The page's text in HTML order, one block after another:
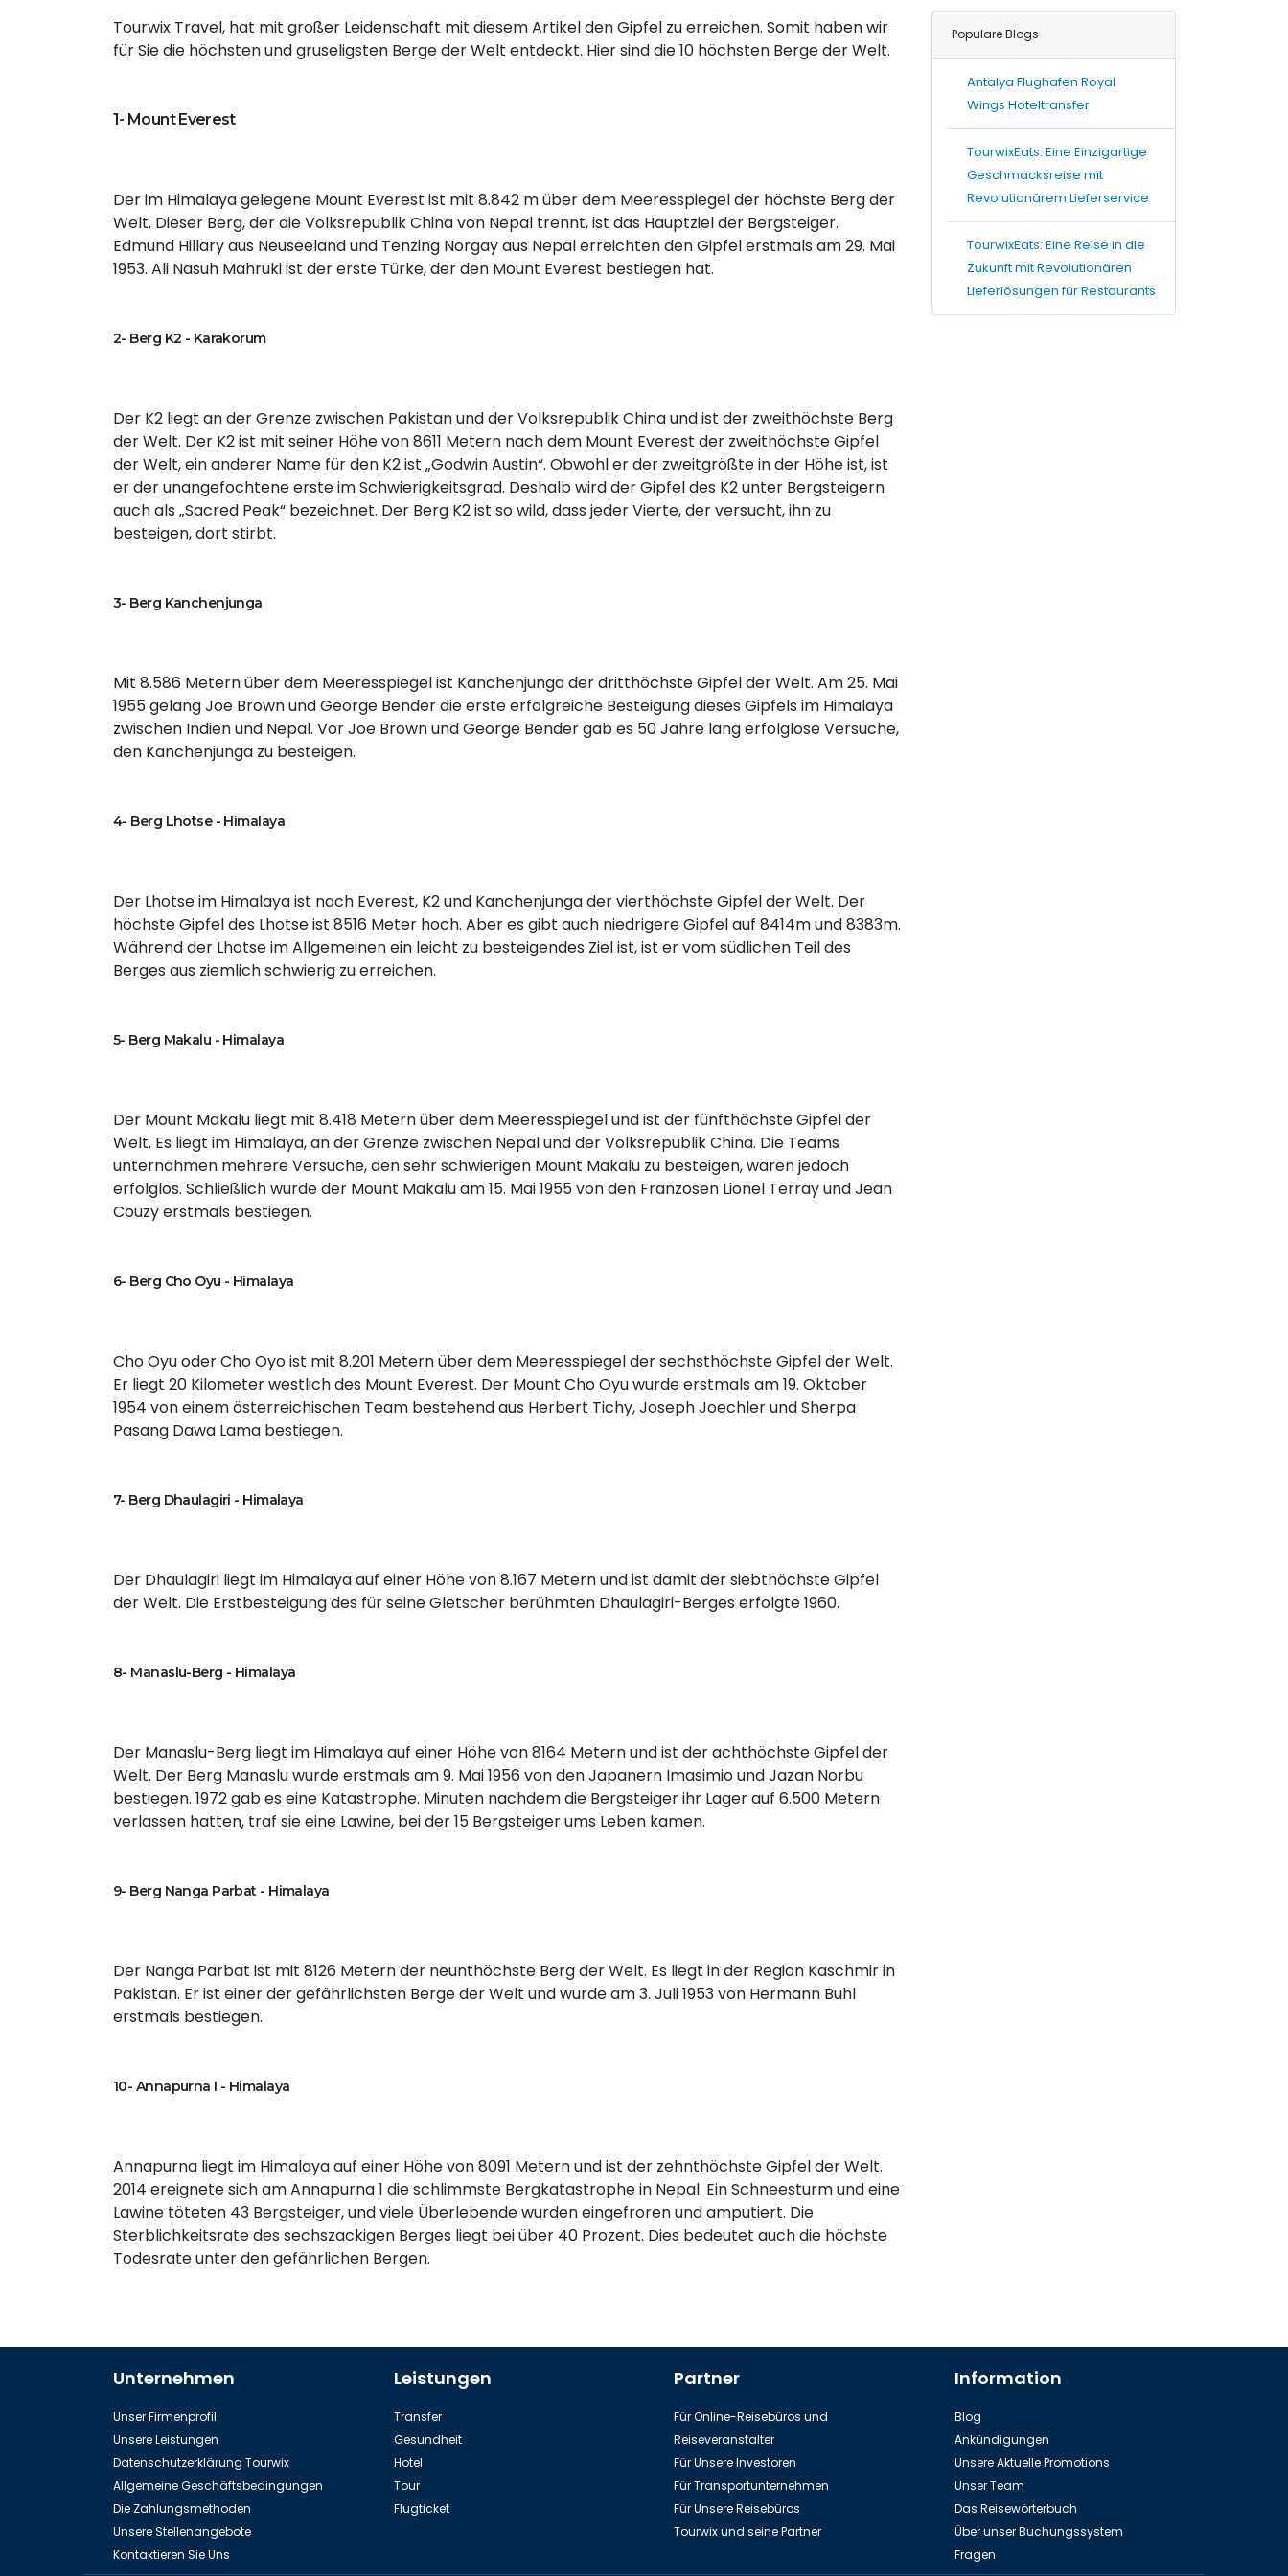
Tourwix Travel, hat mit großer Leidenschaft mit diesem Artikel den Gipfel zu erreichen. Somit haben wir
für Sie die höchsten und gruseligsten Berge der Welt entdeckt. Hier sind die 10 höchsten Berge der Welt.
1- Mount Everest
Der im Himalaya gelegene Mount Everest ist mit 8.842 m über dem Meeresspiegel der höchste Berg der
Welt. Dieser Berg, der die Volksrepublik China von Nepal trennt, ist das Hauptziel der Bergsteiger.
Edmund Hillary aus Neuseeland und Tenzing Norgay aus Nepal erreichten den Gipfel erstmals am 29. Mai
1953. Ali Nasuh Mahruki ist der erste Türke, der den Mount Everest bestiegen hat.
2- Berg K2 - Karakorum
Der K2 liegt an der Grenze zwischen Pakistan und der Volksrepublik China und ist der zweithöchste Berg
der Welt. Der K2 ist mit seiner Höhe von 8611 Metern nach dem Mount Everest der zweithöchste Gipfel
der Welt, ein anderer Name für den K2 ist „Godwin Austin“. Obwohl er der zweitgrößte in der Höhe ist, ist
er der unangefochtene erste im Schwierigkeitsgrad. Deshalb wird der Gipfel des K2 unter Bergsteigern
auch als „Sacred Peak“ bezeichnet. Der Berg K2 ist so wild, dass jeder Vierte, der versucht, ihn zu
besteigen, dort stirbt.
3- Berg Kanchenjunga
Mit 8.586 Metern über dem Meeresspiegel ist Kanchenjunga der dritthöchste Gipfel der Welt. Am 25. Mai
1955 gelang Joe Brown und George Bender die erste erfolgreiche Besteigung dieses Gipfels im Himalaya
zwischen Indien und Nepal. Vor Joe Brown und George Bender gab es 50 Jahre lang erfolglose Versuche,
den Kanchenjunga zu besteigen.
4- Berg Lhotse - Himalaya
Der Lhotse im Himalaya ist nach Everest, K2 und Kanchenjunga der vierthöchste Gipfel der Welt. Der
höchste Gipfel des Lhotse ist 8516 Meter hoch. Aber es gibt auch niedrigere Gipfel auf 8414m und 8383m.
Während der Lhotse im Allgemeinen ein leicht zu besteigendes Ziel ist, ist er vom südlichen Teil des
Berges aus ziemlich schwierig zu erreichen.
5- Berg Makalu - Himalaya
Der Mount Makalu liegt mit 8.418 Metern über dem Meeresspiegel und ist der fünfthöchste Gipfel der
Welt. Es liegt im Himalaya, an der Grenze zwischen Nepal und der Volksrepublik China. Die Teams
unternahmen mehrere Versuche, den sehr schwierigen Mount Makalu zu besteigen, waren jedoch
erfolglos. Schließlich wurde der Mount Makalu am 15. Mai 1955 von den Franzosen Lionel Terray und Jean
Couzy erstmals bestiegen.
6- Berg Cho Oyu - Himalaya
Cho Oyu oder Cho Oyo ist mit 8.201 Metern über dem Meeresspiegel der sechsthöchste Gipfel der Welt.
Er liegt 20 Kilometer westlich des Mount Everest. Der Mount Cho Oyu wurde erstmals am 19. Oktober
1954 von einem österreichischen Team bestehend aus Herbert Tichy, Joseph Joechler und Sherpa
Pasang Dawa Lama bestiegen.
7- Berg Dhaulagiri - Himalaya
Der Dhaulagiri liegt im Himalaya auf einer Höhe von 8.167 Metern und ist damit der siebthöchste Gipfel
der Welt. Die Erstbesteigung des für seine Gletscher berühmten Dhaulagiri-Berges erfolgte 1960.
8- Manaslu-Berg - Himalaya
Der Manaslu-Berg liegt im Himalaya auf einer Höhe von 8164 Metern und ist der achthöchste Gipfel der
Welt. Der Berg Manaslu wurde erstmals am 9. Mai 1956 von den Japanern Imasimio und Jazan Norbu
bestiegen. 1972 gab es eine Katastrophe. Minuten nachdem die Bergsteiger ihr Lager auf 6.500 Metern
verlassen hatten, traf sie eine Lawine, bei der 15 Bergsteiger ums Leben kamen.
9- Berg Nanga Parbat - Himalaya
Der Nanga Parbat ist mit 8126 Metern der neunthöchste Berg der Welt. Es liegt in der Region Kaschmir in
Pakistan. Er ist einer der gefährlichsten Berge der Welt und wurde am 3. Juli 1953 von Hermann Buhl
erstmals bestiegen.
10- Annapurna I - Himalaya
Annapurna liegt im Himalaya auf einer Höhe von 8091 Metern und ist der zehnthöchste Gipfel der Welt.
2014 ereignete sich am Annapurna 1 die schlimmste Bergkatastrophe in Nepal. Ein Schneesturm und eine
Lawine töteten 43 Bergsteiger, und viele Überlebende wurden eingefroren und amputiert. Die
Sterblichkeitsrate des sechszackigen Berges liegt bei über 40 Prozent. Dies bedeutet auch die höchste
Todesrate unter den gefährlichen Bergen.
Populare Blogs
Antalya Flughafen Royal
Wings Hoteltransfer
TourwixEats: Eine Einzigartige
Geschmacksreise mit
Revolutionärem Lieferservice
TourwixEats: Eine Reise in die
Zukunft mit Revolutionären
Lieferlösungen für Restaurants
Unternehmen
Unser Firmenprofil
Unsere Leistungen
Datenschutzerklärung Tourwix
Allgemeine Geschäftsbedingungen
Die Zahlungsmethoden
Unsere Stellenangebote
Kontaktieren Sie Uns
Leistungen
Transfer
Gesundheit
Hotel
Tour
Flugticket
Partner
Für Online-Reisebüros und
Reiseveranstalter
Für Unsere Investoren
Für Transportunternehmen
Für Unsere Reisebüros
Tourwix und seine Partner
Information
Blog
Ankündigungen
Unsere Aktuelle Promotions
Unser Team
Das Reisewörterbuch
Über unser Buchungssystem
Fragen